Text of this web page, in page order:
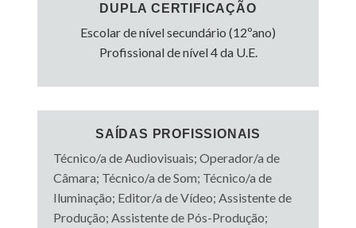
DUPLA CERTIFICAÇÃO
Escolar de nível secundário (12ºano)
Profissional de nível 4 da U.E.
SAÍDAS PROFISSIONAIS
Técnico/a de Audiovisuais; Operador/a de
Câmara; Técnico/a de Som; Técnico/a de
Iluminação; Editor/a de Vídeo; Assistente de
Produção; Assistente de Pós-Produção;